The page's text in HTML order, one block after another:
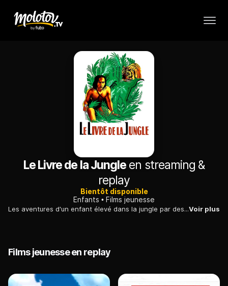
Le Livre de la Jungle en streaming &
replay
Bientôt disponible
Enfants
Films jeunesse
Les aventures d'un enfant élevé dans la jungle par des animaux et qui, de retour à la civilisation, trouve l'amour sous les traits d'une fillette de son âge.Voir plus
Films jeunesse en replay